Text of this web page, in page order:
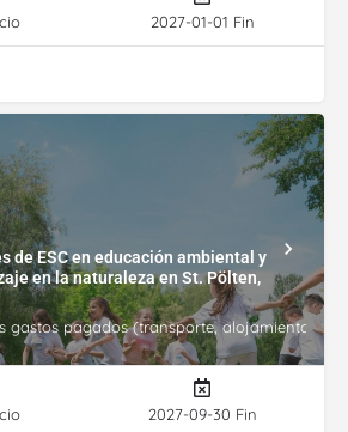
2027-01-01 Fin
de ESC en educación ambiental y
en la naturaleza en St. Pölten,
gastos pagados (transporte, alojamiento,
2027-09-30 Fin